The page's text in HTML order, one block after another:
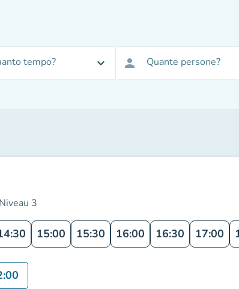
tempo? expand_more person Quante persone?
3
15:00 15:30 16:00 16:30 17:00